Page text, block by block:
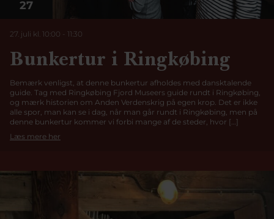
27
27. juli kl. 10:00 - 11:30
Bunkertur i Ringkøbing
Bemærk venligst, at denne bunkertur afholdes med dansktalende
guide. Tag med Ringkøbing Fjord Museers guide rundt i Ringkøbing,
og mærk historien om Anden Verdenskrig på egen krop. Det er ikke
alle spor, man kan se i dag, når man går rundt i Ringkøbing, men på
denne bunkertur kommer vi forbi mange af de steder, hvor […]
Læs mere her